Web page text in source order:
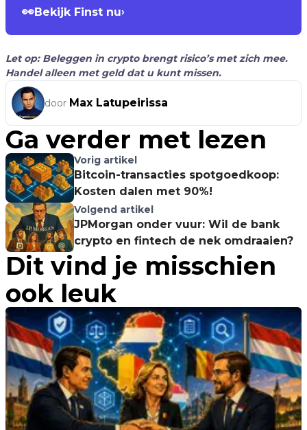
👀Bekijk Finst nu›
Let op: Beleggen in crypto brengt risico’s met zich mee.
Handel alleen met geld dat u kunt missen.
door Max Latupeirissa
Ga verder met lezen
Vorig artikel
Bitcoin-transacties spotgoedkoop:
Kosten dalen met 90%!
Volgend artikel
JPMorgan onder vuur: Wil de bank
crypto en fintech de nek omdraaien?
Dit vind je misschien
ook leuk